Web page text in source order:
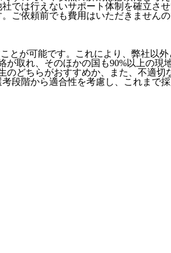
社では行えないサポート体制 を確立さ
ご依頼前でも費用はいただきません
とが可能です。これにより、弊社以
取れ、そのほかの国も90%以上の現
どちらがおすすめか、また、不適
段階から適合性を考慮し、これまで採